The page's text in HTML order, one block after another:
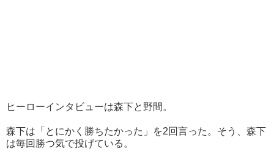
ヒーローインタビューは森下と野間。
森下は「とにかく勝ちたかった」を2回言った。そう、森下
は毎回勝つ気で投げている。